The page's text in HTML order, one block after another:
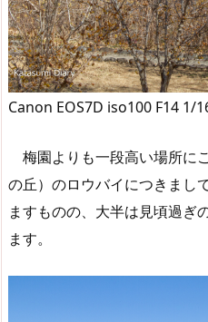
Canon EOS7D iso100 F14 1/
梅園よりも一段高い場所に
の丘）のロウバイにつきまし
ますものの、大半は見頃過ぎ
ます。